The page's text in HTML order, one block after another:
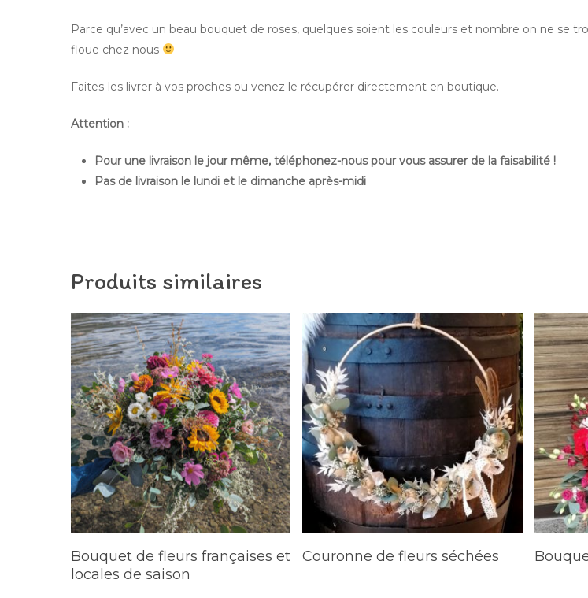
Parce qu’avec un beau bouquet de roses, quelques soient les couleurs et nombre on ne se
floue chez nous
Faites-les livrer à vos proches ou venez le récupérer directement en boutique.
Attention :
Pour une livraison le jour même, téléphonez-nous pour vous assurer de la faisabilité !
Pas de livraison le lundi et le dimanche après-midi
Produits similaires
LIRE LA SUITE
Bouquet de fleurs françaises et
locales de saison
LIRE LA SUITE
Couronne de fleurs séchées